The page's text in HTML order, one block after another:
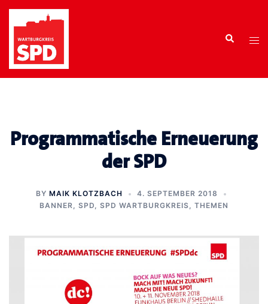
Zum
springen
Search
Programmatische Erneuerung
der SPD
BY MAIK KLOTZBACH
4. SEPTEMBER 2018
BANNER, SPD, SPD WARTBURGKREIS, THEMEN